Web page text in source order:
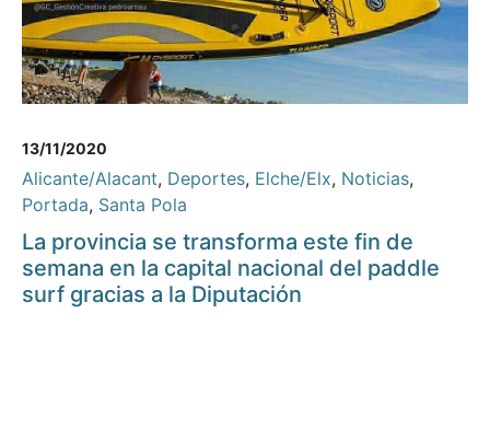
13/11/2020
Alicante/Alacant, Deportes, Elche/Elx, Noticias,
Portada, Santa Pola
La provincia se transforma este fin de
semana en la capital nacional del paddle
surf gracias a la Diputación